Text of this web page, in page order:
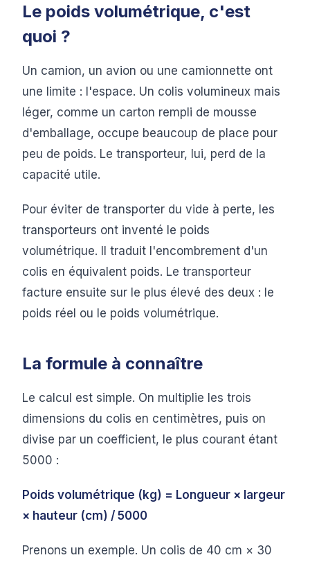
Le poids volumétrique, c'est
quoi ?
Un camion, un avion ou une camionnette ont
une limite : l'espace. Un colis volumineux mais
léger, comme un carton rempli de mousse
d'emballage, occupe beaucoup de place pour
peu de poids. Le transporteur, lui, perd de la
capacité utile.
Pour éviter de transporter du vide à perte, les
transporteurs ont inventé le poids
volumétrique. Il traduit l'encombrement d'un
colis en équivalent poids. Le transporteur
facture ensuite sur le plus élevé des deux : le
poids réel ou le poids volumétrique.
La formule à connaître
Le calcul est simple. On multiplie les trois
dimensions du colis en centimètres, puis on
divise par un coefficient, le plus courant étant
5000 :
Poids volumétrique (kg) = Longueur × largeur
× hauteur (cm) / 5000
Prenons un exemple. Un colis de 40 cm × 30